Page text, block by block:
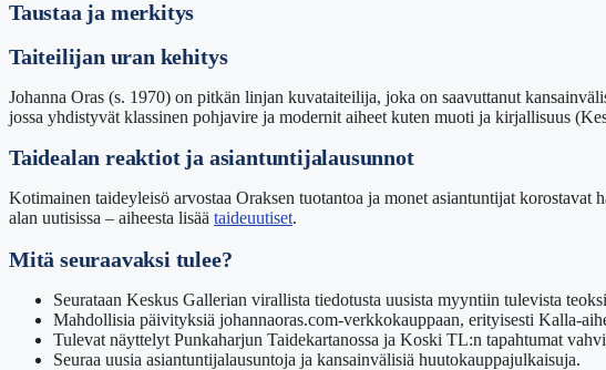
Taustaa ja merkitys
Taiteilijan uran kehitys
Johanna Oras (s. 1970) on pitkän linjan kuvataiteilija, joka on saavuttanut
jossa yhdistyvät klassinen pohjavire ja modernit aiheet kuten muoti ja kirjallisuus
Taidealan reaktiot ja asiantuntijalausunnot
Kotimainen taideyleisö arvostaa Oraksen tuotantoa ja monet asiantuntijat
alan uutisissa – aiheesta lisää taideuutiset.
Mitä seuraavaksi tulee?
Seurataan Keskus Gallerian virallista tiedotusta uusista myyntiin tulevista
Mahdollisia päivityksiä johannaoras.com-verkkokauppaan, erityisesti Kalla-
Tulevat näyttelyt Punkaharjun Taidekartanossa ja Koski TL:n tapahtumat
Seuraa uusia asiantuntijalausuntoja ja kansainvälisiä huutokauppajulkaisuja.